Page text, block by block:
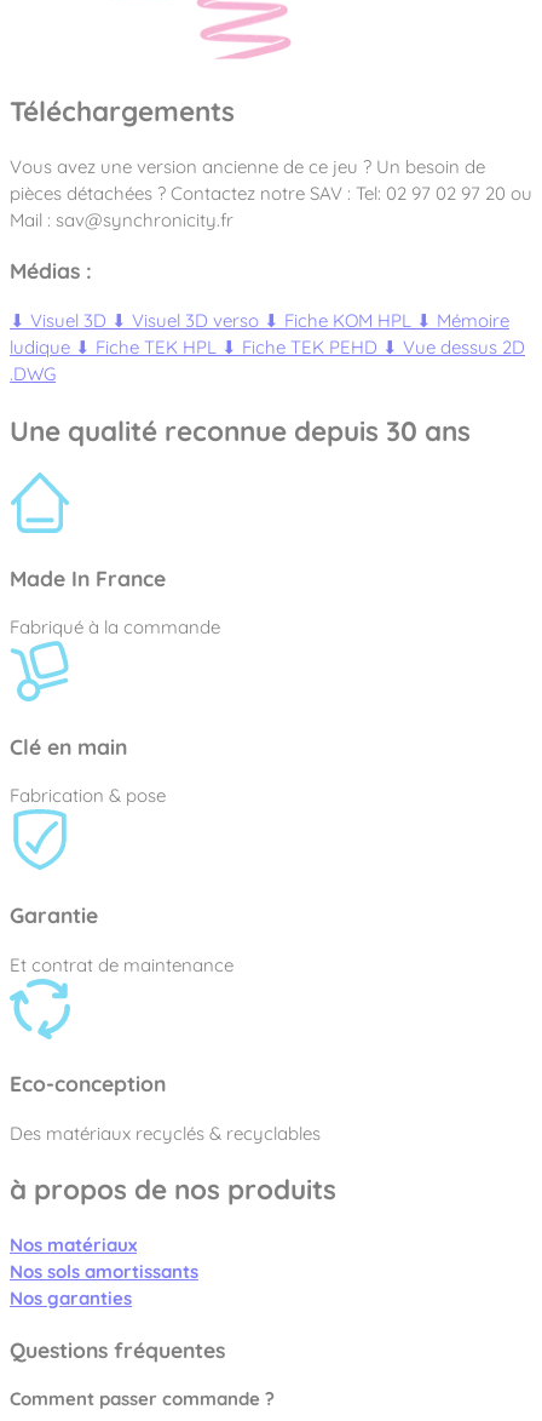
Téléchargements
Vous avez une version ancienne de ce jeu ? Un besoin de
pièces détachées ? Contactez notre SAV : Tel: 02 97 02 97 20 ou
Mail : sav@synchronicity.fr
Médias :
⬇ Visuel 3D ⬇ Visuel 3D verso ⬇ Fiche KOM HPL ⬇ Mémoire
ludique ⬇ Fiche TEK HPL ⬇ Fiche TEK PEHD ⬇ Vue dessus 2D
.DWG
Une qualité reconnue depuis 30 ans
Made In France
Fabriqué à la commande
Clé en main
Fabrication & pose
Garantie
Et contrat de maintenance
Eco-conception
Des matériaux recyclés & recyclables
à propos de nos produits
Nos matériaux
Nos sols amortissants
Nos garanties
Questions fréquentes
Comment passer commande ?